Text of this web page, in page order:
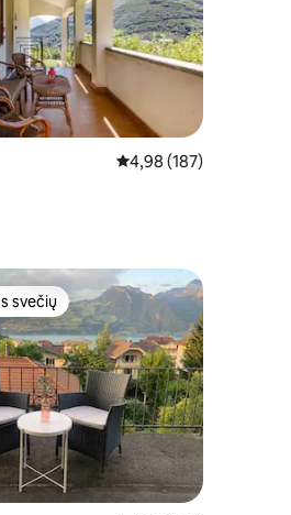
atsiliepimų: 220
Vidutinis įvertinimas:
4,98 (187)
atsiliepimų: 581
svečių